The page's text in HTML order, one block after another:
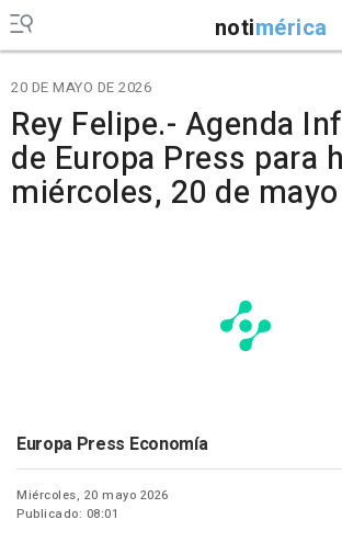
notimérica
20 DE MAYO DE 2026
Rey Felipe.- Agenda
de Europa Press para
miércoles, 20 de
Europa Press Economía
Miércoles, 20 mayo 2026
Publicado: 08:01